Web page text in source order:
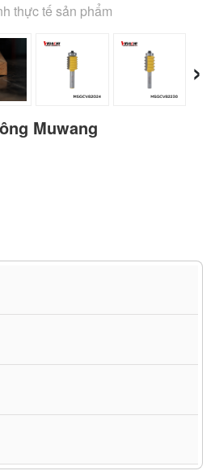
thực tế sản phẩm
›
Muwang